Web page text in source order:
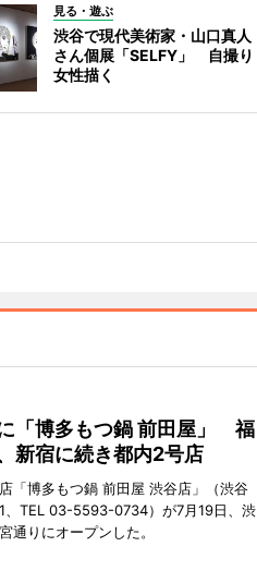
見る・遊ぶ
渋谷で現代美術家・山口真人
さん個展「SELFY」 自撮り
女性描く
「博多もつ鍋 前田屋」 福
新宿に続き都内2号店
「博多もつ鍋 前田屋 渋谷店」（渋谷
、TEL 03-5593-0734）が7月19日、渋
通りにオープンした。